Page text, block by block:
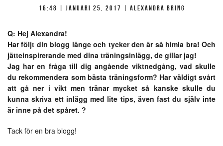
16:48 | januari 25, 2017 | Alexandra Bring
Q: Hej Alexandra!
Har följt din blogg länge och tycker den är så himla bra! Och
jätteinspirerande med dina träningsinlägg, de gillar jag!
Jag har en fråga till dig angående viktnedgång, vad skulle
du rekommendera som bästa träningsform? Har väldigt svårt
att gå ner i vikt men tränar mycket så kanske skulle du
kunna skriva ett inlägg med lite tips, även fast du själv inte
är inne på det spåret. ?
Tack för en bra blogg!